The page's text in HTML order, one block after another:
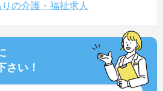
の介護・福祉求人
さい！